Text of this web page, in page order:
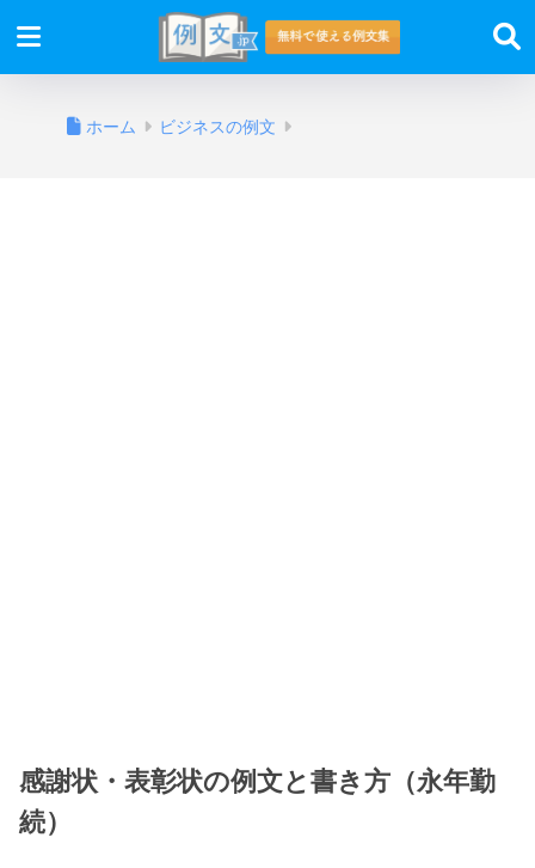
ホーム ビジネスの例文
感謝状・表彰状の例文と書き方（永年勤
続）